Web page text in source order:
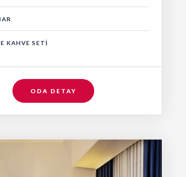
KAHVE SETİ
ODA DETAY